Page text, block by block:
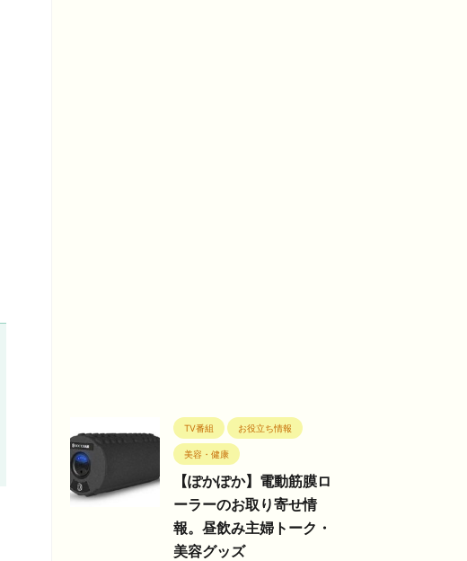
TV番組 お役立ち情報
美容・健康
【ぽかぽか】電動筋膜ロ
ーラーのお取り寄せ情
報。昼飲み主婦トーク・
美容グッズ